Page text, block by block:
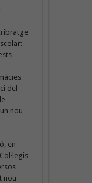
del
nou
en
nou